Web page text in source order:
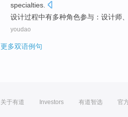
specialties
设计过程中有多种角色参与：设计师
youdao
更多双语例句
关于有道 Investors 有道智选 官